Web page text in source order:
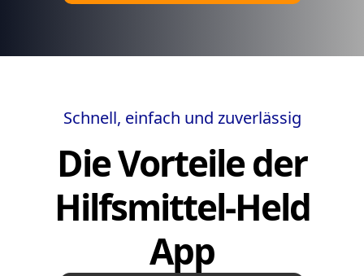
Schnell, einfach und zuverlässig
Die Vorteile der
Hilfsmittel-Held
App